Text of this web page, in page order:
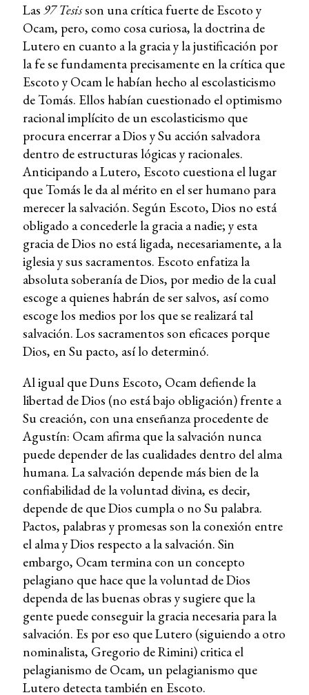
Las 97 Tesisson una crítica fuerte de Escoto y
Ocam, pero, como cosa curiosa, la doctrina de
Lutero en cuanto a la gracia y la justificación por
la fe se fundamenta precisamente en la crítica que
Escoto y Ocam le habían hecho al escolasticismo
de Tomás. Ellos habían cuestionado el optimismo
racional implícito de un escolasticismo que
procura encerrar a Dios y Su acción salvadora
dentro de estructuras lógicas y racionales.
Anticipando a Lutero, Escoto cuestiona el lugar
que Tomás le da al mérito en el ser humano para
merecer la salvación. Según Escoto, Dios no está
obligado a concederle la gracia a nadie; y esta
gracia de Dios no está ligada, necesariamente, a la
iglesia y sus sacramentos. Escoto enfatiza la
absoluta soberanía de Dios, por medio de la cual
escoge a quienes habrán de ser salvos, así como
escoge los medios por los que se realizará tal
salvación. Los sacramentos son eficaces porque
Dios, en Su pacto, así lo determinó.
Al igual que Duns Escoto, Ocam defiende la
libertad de Dios (no está bajo obligación) frente a
Su creación, con una enseñanza procedente de
Agustín: Ocam afirma que la salvación nunca
puede depender de las cualidades dentro del alma
humana. La salvación depende más bien de la
confiabilidad de la voluntad divina, es decir,
depende de que Dios cumpla o no Su palabra.
Pactos, palabras y promesas son la conexión entre
el alma y Dios respecto a la salvación. Sin
embargo, Ocam termina con un concepto
pelagiano que hace que la voluntad de Dios
dependa de las buenas obras y sugiere que la
gente puede conseguir la gracia necesaria para la
salvación. Es por eso que Lutero (siguiendo a otro
nominalista, Gregorio de Rimini) critica el
pelagianismo de Ocam, un pelagianismo que
Lutero detecta también en Escoto.